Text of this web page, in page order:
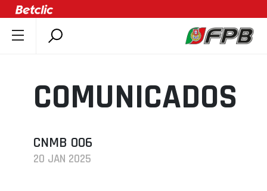
DOCUMENTOS
ÚLTIMAS
ASSOCIAÇÕES
CLUBES
COMUNICADOS
CNMB 006
20 JAN 2025